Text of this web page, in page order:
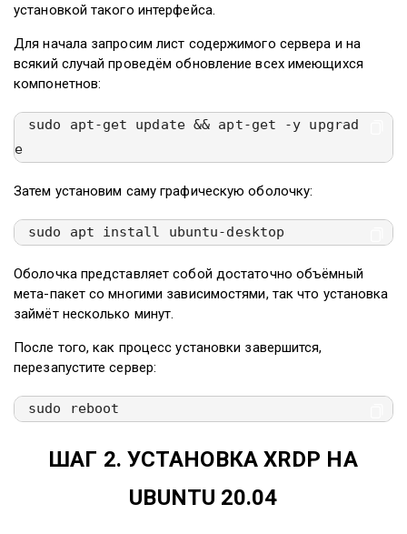
установкой такого интерфейса.
Для начала запросим лист содержимого сервера и на
всякий случай проведём обновление всех имеющихся
компонетнов:
sudo apt-get update && apt-get -y upgrad
e
Затем установим саму графическую оболочку:
sudo apt install ubuntu-desktop
Оболочка представляет собой достаточно объёмный
мета-пакет со многими зависимостями, так что установка
займёт несколько минут.
После того, как процесс установки завершится,
перезапустите сервер:
sudo reboot
ШАГ 2. УСТАНОВКА XRDP НА
UBUNTU 20.04